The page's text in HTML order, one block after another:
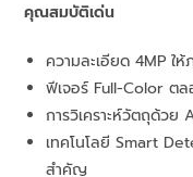
คุณสมบัติเด่น
ความละเอียด 4MP ใ
ฟีเจอร์ Full-Color ต
การวิเคราะห์วัตถุด้วย
เทคโนโลยี Smart
สำคัญ